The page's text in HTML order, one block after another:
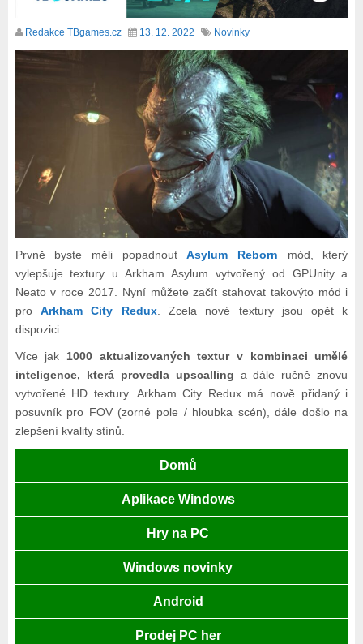
Redakce TBgames.cz 13. 12. 2022 Novinky
Prvně byste měli popadnoutAsylum Reborn mód, který
vylepšuje textury u Arkham Asylum vytvořený od GPUnity a
Neato v roce 2017. Nyní můžete začít stahovat takovýto mód i
pro Arkham City Redux. Zcela nové textury jsou opět k
dispozici.
Více jak 1000 aktualizovaných textur v kombinaci umělé
inteligence, která provedla upscalling a dále ručně znovu
vytvořené HD textury. Arkham City Redux má nově přidaný i
posuvník pro FOV (zorné pole / hloubka scén), dále došlo na
zlepšení kvality stínů.
Domů
Aplikace Windows
Hry na PC
Windows novinky
Android
Prodej PC her